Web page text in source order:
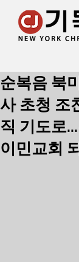
순복음 북
사 초청
직 기도로
이민교회